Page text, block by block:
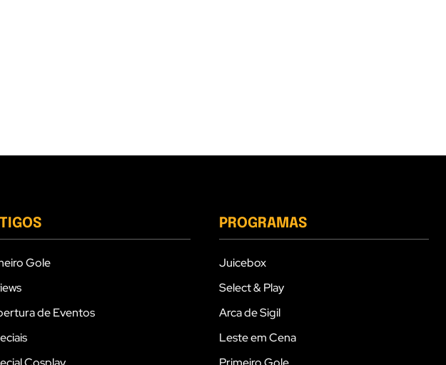
Gole
de Eventos
PROGRAMAS
Juicebox
Select & Play
Arca de Sigil
Leste em Cena